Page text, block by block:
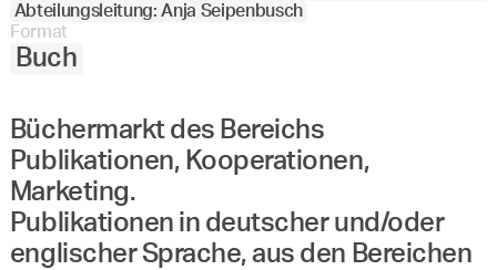
Abteilungsleitung: Anja Seipenbusch
Format
Buch
Büchermarkt des Bereichs
Publikationen, Kooperationen,
Marketing.
Publikationen in deutscher und/oder
englischer Sprache, aus den Bereichen